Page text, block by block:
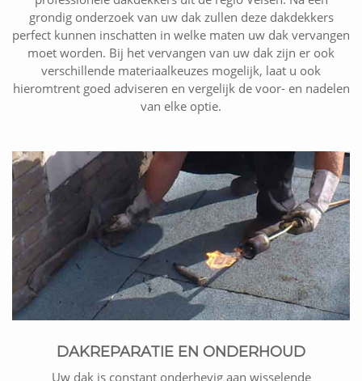
grondig onderzoek van uw dak zullen deze dakdekkers
perfect kunnen inschatten in welke maten uw dak vervangen
moet worden. Bij het vervangen van uw dak zijn er ook
verschillende materiaalkeuzes mogelijk, laat u ook
hieromtrent goed adviseren en vergelijk de voor- en nadelen
van elke optie.
DAKREPARATIE EN ONDERHOUD
Uw dak is constant onderhevig aan wisselende